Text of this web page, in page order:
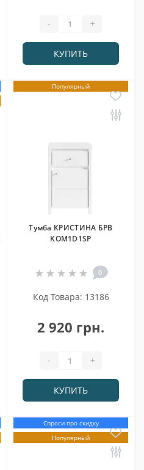
- +
КУПИТЬ
Популярный
Тумба КРИСТИНА БРВ
KOM1D1SP
0
Код Товара: 13186
2 920 грн.
- +
КУПИТЬ
Спроси про скидку
Популярный